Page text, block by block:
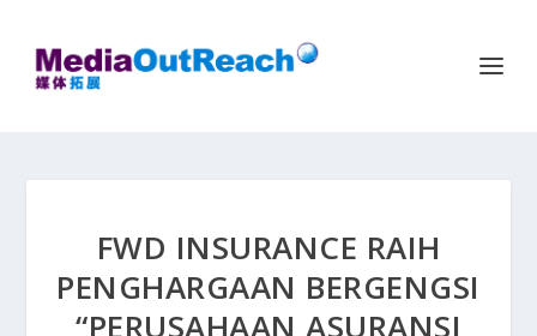
FWD INSURANCE RAIH
PENGHARGAAN BERGENGSI
“PERUSAHAAN ASURANSI